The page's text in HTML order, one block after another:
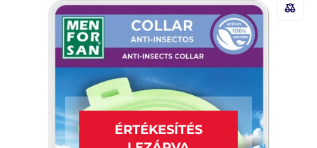
ÉRTÉKESÍTÉS